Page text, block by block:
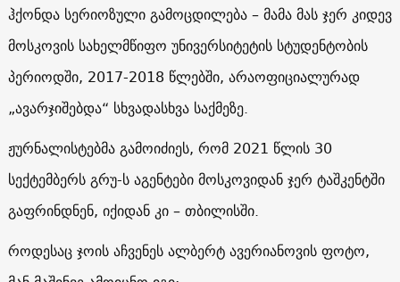
ჰქონდა სერიოზული გამოცდილება – მამა მას ჯერ კიდევ
მოსკოვის სახელმწიფო უნივერსიტეტის სტუდენტობის
პერიოდში, 2017-2018 წლებში, არაოფიციალურად
„ავარჯიშებდა“ სხვადასხვა საქმეზე.
ჟურნალისტებმა გამოიძიეს, რომ 2021 წლის 30
სექტემბერს გრუ-ს აგენტები მოსკოვიდან ჯერ ტაშკენტში
გაფრინდნენ, იქიდან კი – თბილისში.
როდესაც ჯოის აჩვენეს ალბერტ ავერიანოვის ფოტო,